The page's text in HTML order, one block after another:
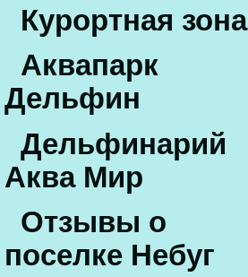
Курортная зона
Аквапарк
Дельфин
Дельфинарий
Аква Мир
Отзывы о
поселке Небуг